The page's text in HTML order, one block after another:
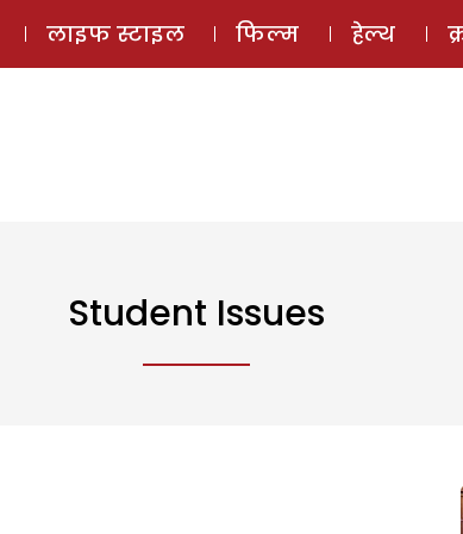
ई-मैगज़ीन
लाइफ स्टाइल फिल्म हेल्थ
Student Issues